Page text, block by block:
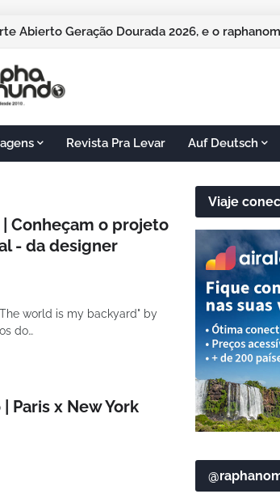
Abierto Geração Dourada 2026, e o
Revista Pra Levar Auf Deutsch
Conheçam o projeto
- da designer
world is my backyard" by
do…
Paris x New York
Viaje